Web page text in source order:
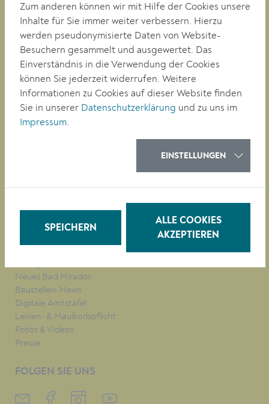
Tel. +43 (0)2732/801-0
Fax +43 (0)2732/801-90 269
E-mail:buergerservice@krems.gv.at
RATHAUS
LEBEN
BAUEN/WIRTSCHAFT
BILDUNG
Parken in Krems
Müllkalender
Neues Bad Mirador
Baustellen-News
Digitale Amtstafel
Leinen- & Maulkorbpflicht
Fotos & Videos
Presse
FOLGEN SIE UNS
Zum anderen können wir mit Hilfe der Cookies unsere
Inhalte für Sie immer weiter verbessern. Hierzu
werden pseudonymisierte Daten von Website-
Besuchern gesammelt und ausgewertet. Das
Einverständnis in die Verwendung der Cookies
können Sie jederzeit widerrufen. Weitere
Informationen zu Cookies auf dieser Website finden
Sie in unserer Datenschutzerklärung und zu uns im
Impressum.
EINSTELLUNGEN
SPEICHERN
ALLE COOKIES
AKZEPTIEREN